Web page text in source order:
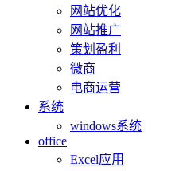
网站优化
网站推广
策划盈利
微商
电商运营
系统
windows系统
office
Excel应用